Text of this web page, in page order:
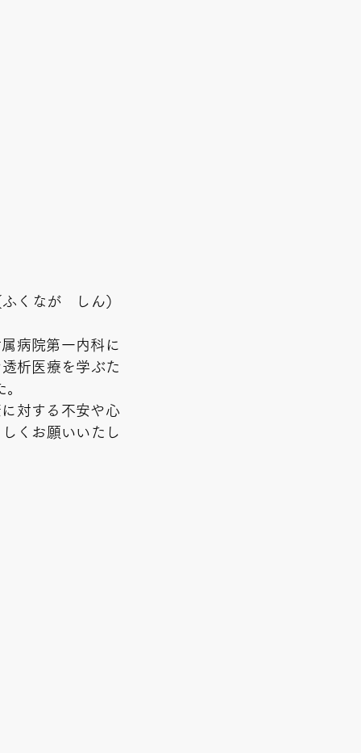
ふくなが しん）
病院第一内科に
析医療を学ぶた
対する不安や心
くお願いいたし